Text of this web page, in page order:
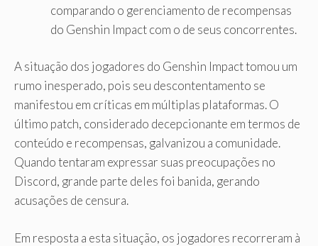
comparando o gerenciamento de recompensas
do Genshin Impact com o de seus concorrentes.
A situação dos jogadores do Genshin Impact tomou um
rumo inesperado, pois seu descontentamento se
manifestou em críticas em múltiplas plataformas. O
último patch, considerado decepcionante em termos de
conteúdo e recompensas, galvanizou a comunidade.
Quando tentaram expressar suas preocupações no
Discord, grande parte deles foi banida, gerando
acusações de censura.
Em resposta a esta situação, os jogadores recorreram à